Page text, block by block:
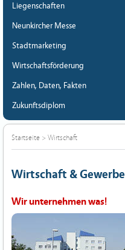
Liegenschaften
Neunkircher Messe
Stadtmarketing
Wirtschaftsförderung
Zahlen, Daten, Fakten
Zukunftsdiplom
Startseite > Wirtschaft
Wirtschaft & Gewerbe
Wir unternehmen was!